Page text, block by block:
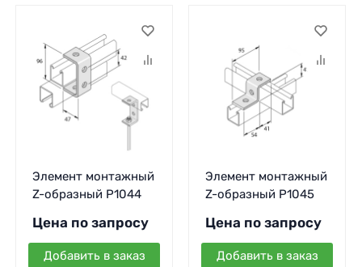
Элемент монтажный
Z-образный P1044
Цена по запросу
Добавить в заказ
Элемент монтажный
Z-образный P1045
Цена по запросу
Добавить в заказ